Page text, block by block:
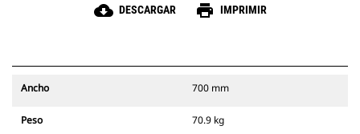
cloud_download DESCARGAR print IMPRIMIR
Ancho 700 mm
Peso 70.9 kg